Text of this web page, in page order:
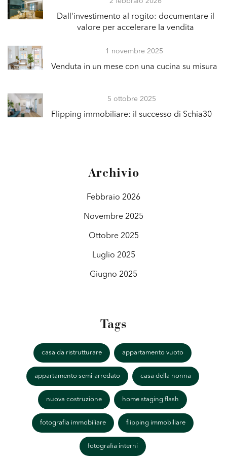
Dall'investimento al rogito: documentare il
valore per accelerare la vendita
1 novembre 2025
Venduta in un mese con una cucina su misura
5 ottobre 2025
Flipping immobiliare: il successo di Schia30
Archivio
Febbraio 2026
Novembre 2025
Ottobre 2025
Luglio 2025
Giugno 2025
Tags
casa da ristrutturare appartamento vuoto
appartamento semi-arredato casa della nonna
nuova costruzione home staging flash
fotografia immobiliare flipping immobiliare
fotografia interni